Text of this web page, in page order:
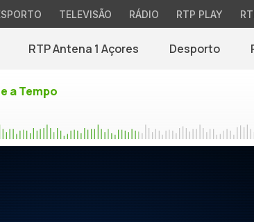
TELEVISÃO RÁDIO RTP PLAY
RTP Antena 1 Açores Desporto
a Tempo